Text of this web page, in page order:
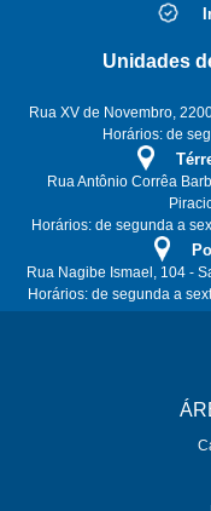
Unidades
Rua XV de Novembro,
Horários: de
Rua Antônio Corrêa
Horários: de segunda a
Rua Nagibe Ismael, 104 -
Horários: de segunda a